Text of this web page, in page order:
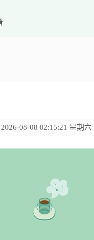
2026-08-08 02:15:22 星期六